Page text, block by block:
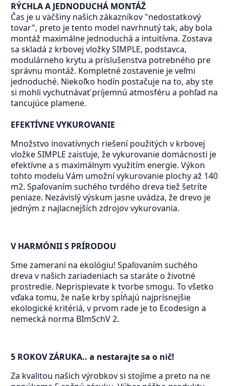
RÝCHLA A JEDNODUCHÁ MONTÁŽ
Čas je u väčšiny našich zákazníkov "nedostatkový
tovar", preto je tento model navrhnutý tak, aby bola
montáž maximálne jednoduchá a intuitívna. Zostava
sa skladá z krbovej vložky SIMPLE, podstavca,
modulárneho krytu a príslušenstva potrebného pre
správnu montáž. Kompletné zostavenie je veľmi
jednoduché. Niekoľko hodín postačuje na to, aby ste
si mohli vychutnávať príjemnú atmosféru a pohľad na
tancujúce plamene.
EFEKTÍVNE VYKUROVANIE
Množstvo inovatívnych riešení použitých v krbovej
vložke SIMPLE zaisťuje, že vykurovanie domácnosti je
efektívne a s maximálnym využitím energie. Výkon
tohto modelu Vám umožní vykurovanie plochy až 140
m2. Spaľovaním suchého tvrdého dreva tiež šetríte
peniaze. Nezávislý výskum jasne uvádza, že drevo je
jedným z najlacnejších zdrojov vykurovania.
V HARMÓNII S PRÍRODOU
Sme zameraní na ekológiu! Spaľovaním suchého
dreva v našich zariadeniach sa staráte o životné
prostredie. Neprispievate k tvorbe smogu. To všetko
vďaka tomu, že naše krby spĺňajú najprísnejšie
ekologické kritériá, v prvom rade je to Ecodesign a
nemecká norma BImSchV 2.
5 ROKOV ZÁRUKA.. a nestarajte sa o nič!
Za kvalitou našich výrobkov si stojíme a preto na ne